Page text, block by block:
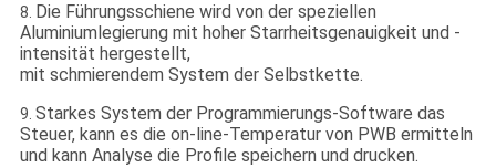
8. Die Führungsschiene wird von der speziellen
Aluminiumlegierung mit hoher Starrheitsgenauigkeit und -
intensität hergestellt,
mit schmierendem System der Selbstkette.
9. Starkes System der Programmierungs-Software das
Steuer, kann es die on-line-Temperatur von PWB ermitteln
und kann Analyse die Profile speichern und drucken.